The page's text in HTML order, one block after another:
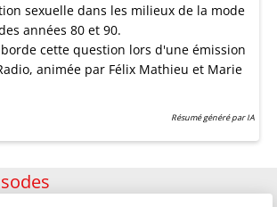
sexuelle dans les milieux de la mode
années 80 et 90.
cette question lors d'une émission
animée par Félix Mathieu et Marie
Résumé généré par IA